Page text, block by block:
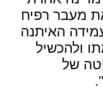
מעבר רפיח
האיתנה
ולהכשיל
של